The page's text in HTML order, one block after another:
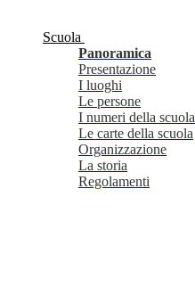
Scuola
Panoramica
Presentazione
I luoghi
Le persone
I numeri della scuola
Le carte della scuola
Organizzazione
La storia
Regolamenti